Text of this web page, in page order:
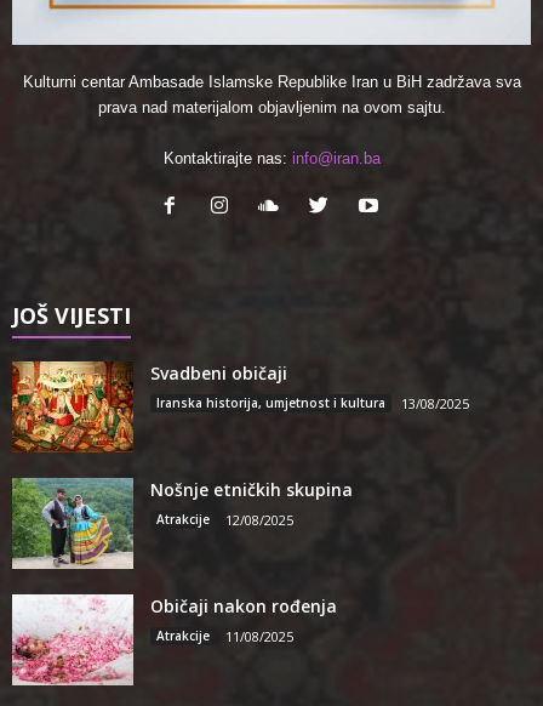
Kulturni centar Ambasade Islamske Republike Iran u BiH zadržava sva
prava nad materijalom objavljenim na ovom sajtu.
Kontaktirajte nas: info@iran.ba
JOŠ VIJESTI
Svadbeni običaji
Iranska historija, umjetnost i kultura 13/08/2025
Nošnje etničkih skupina
Atrakcije 12/08/2025
Običaji nakon rođenja
Atrakcije 11/08/2025